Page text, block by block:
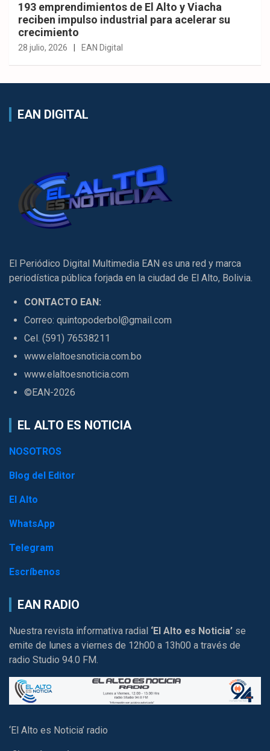
193 emprendimientos de El Alto y Viacha
reciben impulso industrial para acelerar su
crecimiento
28 julio, 2026 EAN Digital
EAN DIGITAL
El Periódico Digital Multimedia EAN es una red y marca
periodística pública forjada en la ciudad de El Alto, Bolivia.
CONTACTO EAN:
Correo: quintopoderbol@gmail.com
Cel. (591) 76538211
www.elaltoesnoticia.com.bo
www.elaltoesnoticia.com
©EAN-2026
EL ALTO ES NOTICIA
NOSOTROS
Blog del Editor
El Alto
WhatsApp
Telegram
Escríbenos
EAN RADIO
Nuestra revista informativa radial ‘El Alto es Noticia’ se
emite de lunes a viernes de 12h00 a 13h00 a través de
radio Studio 94.0 FM.
‘El Alto es Noticia’ radio